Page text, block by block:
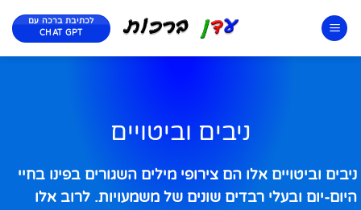
לכתיבת ברכה עם
CHAT GPT
ניבים וביטויים
ניבים וביטויים אלו הם צירופי מילים השגורים בפינו בחיי
היום-יום ובעלי רבדים שונים של משמעויות. לרוב אלו